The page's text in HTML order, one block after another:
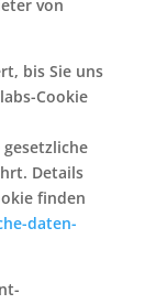
von
bis Sie uns
Cookie
Details
finden
daten-